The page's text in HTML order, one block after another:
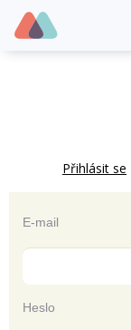
Přihlásit se
E-mail
Heslo